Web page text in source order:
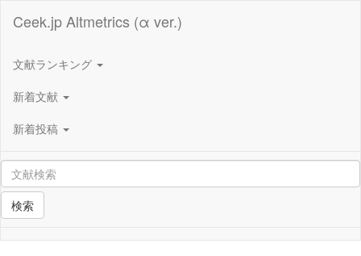
Ceek.jp Altmetrics (α ver.)
文献ランキング
新着文献
新着投稿
検索